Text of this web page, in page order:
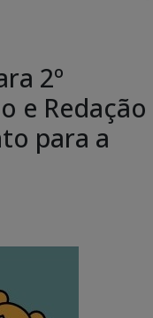
2º
e Redação
para a